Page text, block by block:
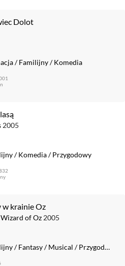
Dolot
/Familijny/Komedia
2005
/Komedia/Przygodowy
krainie Oz
of Oz 2005
/Fantasy/Musical /Przygodowy